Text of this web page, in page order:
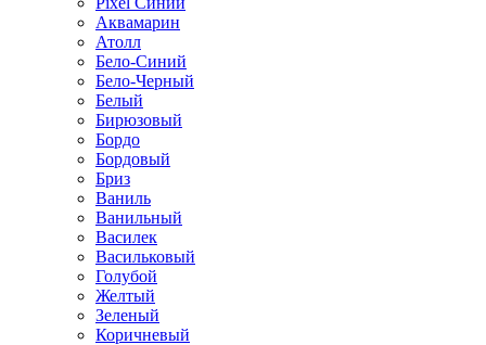
Аквамарин
Атолл
Бело-Синий
Бело-Черный
Белый
Бирюзовый
Бордо
Бордовый
Бриз
Ваниль
Ванильный
Василек
Васильковый
Голубой
Желтый
Зеленый
Коричневый